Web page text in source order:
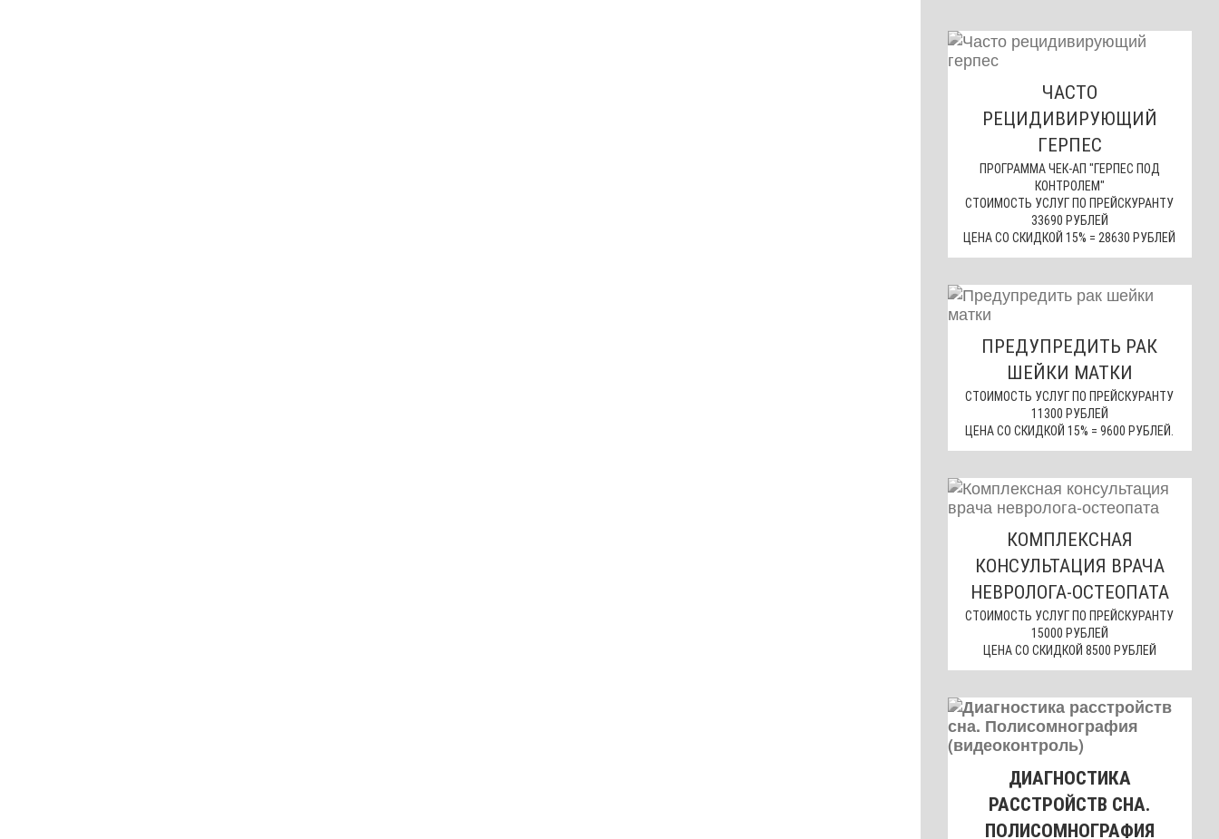
ЧАСТО
РЕЦИДИВИРУЮЩИЙ
ГЕРПЕС
ПРОГРАММА ЧЕК-АП "ГЕРПЕС ПОД
КОНТРОЛЕМ"
СТОИМОСТЬ УСЛУГ ПО ПРЕЙСКУРАНТУ
33690 РУБЛЕЙ
ЦЕНА СО СКИДКОЙ 15% = 28630 РУБЛЕЙ
ПРЕДУПРЕДИТЬ РАК
ШЕЙКИ МАТКИ
СТОИМОСТЬ УСЛУГ ПО ПРЕЙСКУРАНТУ
11300 РУБЛЕЙ
ЦЕНА СО СКИДКОЙ 15% = 9600 РУБЛЕЙ.
КОМПЛЕКСНАЯ
КОНСУЛЬТАЦИЯ ВРАЧА
НЕВРОЛОГА-ОСТЕОПАТА
СТОИМОСТЬ УСЛУГ ПО ПРЕЙСКУРАНТУ
15000 РУБЛЕЙ
ЦЕНА СО СКИДКОЙ 8500 РУБЛЕЙ
ДИАГНОСТИКА
РАССТРОЙСТВ СНА.
ПОЛИСОМНОГРАФИЯ